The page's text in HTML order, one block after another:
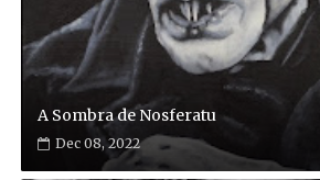
A Sombra de Nosferatu
Dec 08, 2022